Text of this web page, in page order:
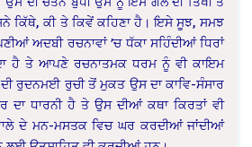
ਕਿੱਥੇ, ਕੀ ਤੇ ਕਿਵੇਂ ਕਹਿਣਾ ਹੈ। ਇਸੇ ਸੂਝ, ਸਮਝ
ਅਦਬੀ ਰਚਨਾਵਾਂ ’ਚ ਧੱਕਾ ਸਹਿੰਦੀਆਂ ਧਿਰਾਂ
ਹੈ ਤੇ ਆਪਣੇ ਰਚਨਾਤਮਕ ਧਰਮ ਨੂੰ ਵੀ ਕਾਇਮ
ਰੁਦਨਮਈ ਰੁਚੀ ਤੋਂ ਮੁਕਤ ਉਸ ਦਾ ਕਾਵਿ-ਸੰਸਾਰ
ਦਾ ਧਾਰਨੀ ਹੈ ਤੇ ਉਸ ਦੀਆਂ ਕਥਾ ਕਿਰਤਾਂ ਵੀ
ਦੇ ਮਨ-ਮਸਤਕ ਵਿਚ ਘਰ ਕਰਦੀਆਂ ਜਾਂਦੀਆਂ